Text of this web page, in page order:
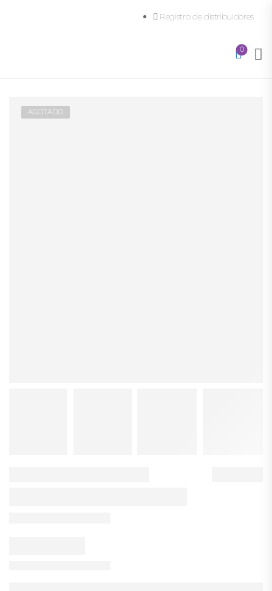
Registro de distribuidores
0
AGOTADO